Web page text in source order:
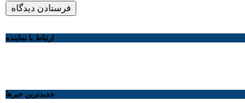
ارتباط با نماینده
جديدترين خبرها